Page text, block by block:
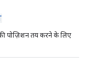
पोज़िशन तय करने के लिए